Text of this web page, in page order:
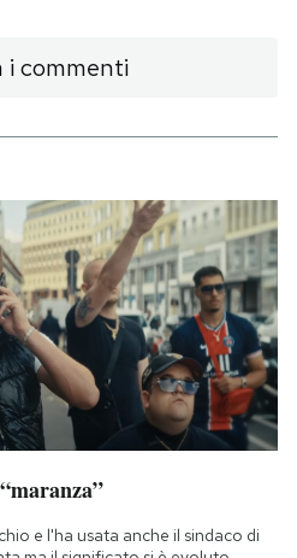
i commenti
e l'ha usata anche il sindaco di